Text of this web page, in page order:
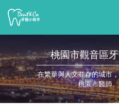
桃園市觀音區
在繁華與人文並存的城市
桃園市醫師